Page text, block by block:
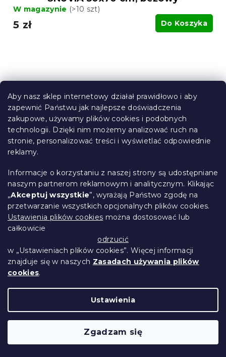
Aby nasz sklep internetowy działał prawidłowo i aby
zapewnić Państwu jak najlepsze doświadczenia
zakupowe, używamy plików cookies i podobnych
technologii. Dzięki nim możemy analizować ruch na
stronie, personalizować treści i wyświetlać odpowiednie
reklamy.
Informacje o korzystaniu z naszej strony są udostępniane
naszym partnerom reklamowym i analitycznym. Klikając
„Akceptuj wszystkie”, wyrażają Państwo zgodę na
przetwarzanie wszystkich opcjonalnych plików cookies.
Ustawienia plików cookies można dostosować lub
całkowicie
odrzucić
w „Ustawieniach plików cookies”. Więcej informacji
znajduje się w naszych Zasadach używania plików
cookies.
Ustawienia
Zgadzam się
W magazynie (>10 szt)
5 zł Do Koszyka
Prześcieradło Jersey cappuccino 90 x
200 cm
W magazynie